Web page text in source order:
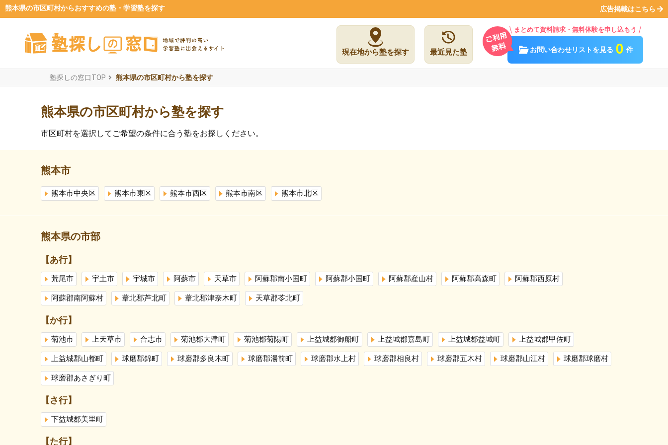
熊本県の市区町村からおすすめの塾・学習塾を探す 広告掲載はこちら
現在地から塾を探す 最近見た塾
まとめて資料請求・無料体験を申し込もう
お問い合わせリストを見る 0 件
塾探しの窓口TOP 熊本県の市区町村から塾を探す
熊本県の市区町村から塾を探す
市区町村を選択してご希望の条件に合う塾をお探しください。
熊本市
熊本市中央区 熊本市東区 熊本市西区 熊本市南区 熊本市北区
熊本県の市部
【あ行】
荒尾市 宇土市 宇城市 阿蘇市 天草市 阿蘇郡南小国町 阿蘇郡小国町 阿蘇郡産山村 阿蘇郡高森町 阿蘇郡西原村
阿蘇郡南阿蘇村 葦北郡芦北町 葦北郡津奈木町 天草郡苓北町
【か行】
菊池市 上天草市 合志市 菊池郡大津町 菊池郡菊陽町 上益城郡御船町 上益城郡嘉島町 上益城郡益城町 上益城郡甲佐町
上益城郡山都町 球磨郡錦町 球磨郡多良木町 球磨郡湯前町 球磨郡水上村 球磨郡相良村 球磨郡五木村 球磨郡山江村 球磨郡球磨村
球磨郡あさぎり町
【さ行】
下益城郡美里町
【た行】